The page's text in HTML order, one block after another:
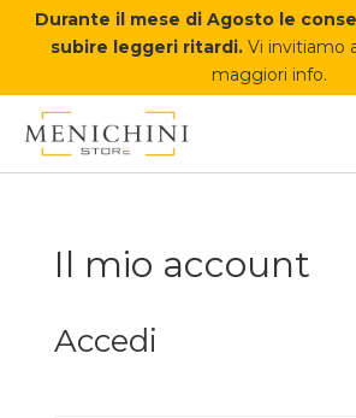
Durante il mese di Agosto le
subire leggeri ritardi. Vi invitiamo
maggiori info.
Il mio account
Accedi